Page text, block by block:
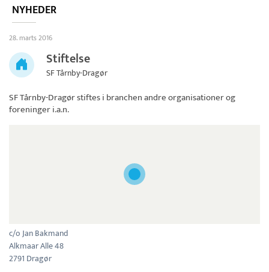
NYHEDER
28. marts 2016
Stiftelse
SF Tårnby-Dragør
SF Tårnby-Dragørstiftes i branchen andre organisationer og
foreninger i.a.n.
c/o Jan Bakmand
Alkmaar Alle 48
2791 Dragør